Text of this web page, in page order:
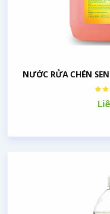
NƯỚC RỬA CHÉN